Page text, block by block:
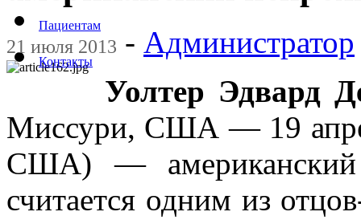
Пациентам
Контакты
21 июля 2013 - Администратор
Уолтер Эдвард
Миссури, США — 19
США) —
считается одним из